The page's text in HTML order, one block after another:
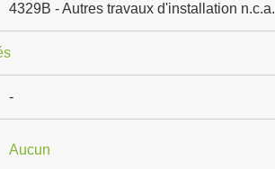
4329B - Autres travaux d'installation n.c.a.
-
Aucun